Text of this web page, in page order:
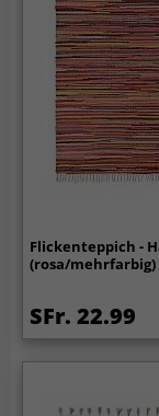
Flickenteppich -
(rosa/mehrfarbig)
SFr. 22.99